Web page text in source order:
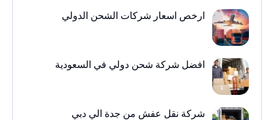
ارخص اسعار شركات الشحن الدولي
افضل شركة شحن دولي في السعودية
شركة نقل عفش من جدة الي دبي